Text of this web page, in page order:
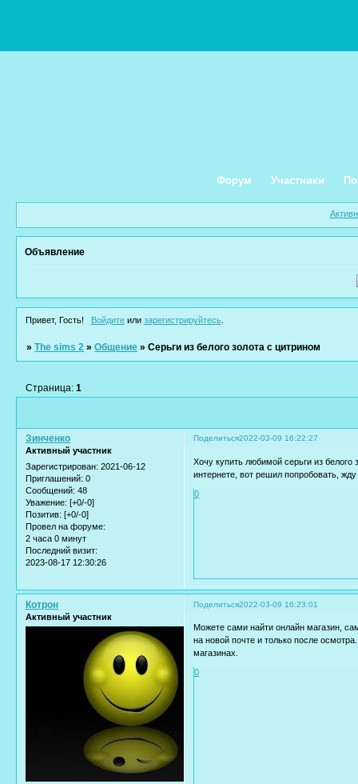
Форум Участники
Объявление
Привет, Гость! Войдитеили зарегистрируйтесь.
»The sims 2 »Общение »Серьги из белого золота с цитрином
Страница:1
Поделиться2022-03-09 16:22:27
Зинченко
Активный участник
Зарегистрирован: 2021-06-12
Приглашений: 0
Сообщений: 48
Уважение: [+0/-0]
Позитив: [+0/-0]
Провел на форуме:
2 часа 0 минут
Последний визит:
2023-08-17 12:30:26
Хочу купить любимой серьги из
интернете, вот решил попробовать,
0
Поделиться2022-03-09 16:23:01
Котрон
Активный участник
Можете сами найти онлайн магазин,
на новой почте и только после
магазинах.
0